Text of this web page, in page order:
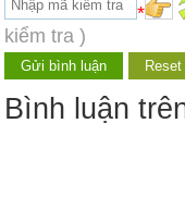
*
kiểm tra )
Bình luận